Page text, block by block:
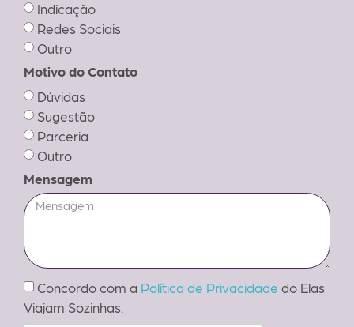
Indicação
Redes Sociais
Outro
Motivo do Contato
Dúvidas
Sugestão
Parceria
Outro
Mensagem
Concordo com a Política de Privacidade do Elas
Viajam Sozinhas.